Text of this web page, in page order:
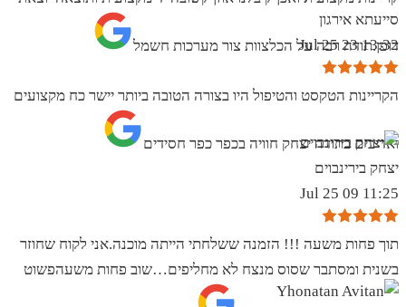
דופן.תודה רבה על הכלצוות צור מערכות חשמל
סייעתא אירגון
13:32 23 Jul 25
הקריינות הטקסט והטיפול היו בצורה הטובה ביותר יישר כח מקצועים
ואדיבים בתודה יצחק חוויה בכפר כפר חסידים
יצחק בירינבוים
11:25 09 Jul 25
תוך פחות משעה !!! הזמנה ששלחתי הייתה מוכנה.אני לקוח שחוזר
בשנית ומסתבר שסוס מנצח לא מחליפים…שוב פחות משעהפשוט